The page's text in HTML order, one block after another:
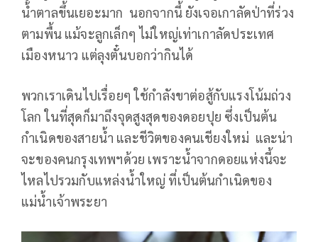
น้ำตาลขึ้นเยอะมาก นอกจากนี้ ยังเจอเกาลัดป่าที่ร่วง
ตามพื้น แม้จะลูกเล็กๆ ไม่ใหญ่เท่าเกาลัดประเทศ
เมืองหนาว แต่ลุงตั๋นบอกว่ากินได้
พวกเราเดินไปเรื่อยๆ ใช้กำลังขาต่อสู้กับแรงโน้มถ่วง
โลก ในที่สุดก็มาถึงจุดสูงสุดของดอยปุย ซึ่งเป็นต้น
กำเนิดของสายน้ำ และชีวิตของคนเชียงใหม่ และน่า
จะของคนกรุงเทพฯด้วย เพราะน้ำจากดอยแห่งนี้จะ
ไหลไปรวมกับแหล่งน้ำใหญ่ ที่เป็นต้นกำเนิดของ
แม่น้ำเจ้าพระยา